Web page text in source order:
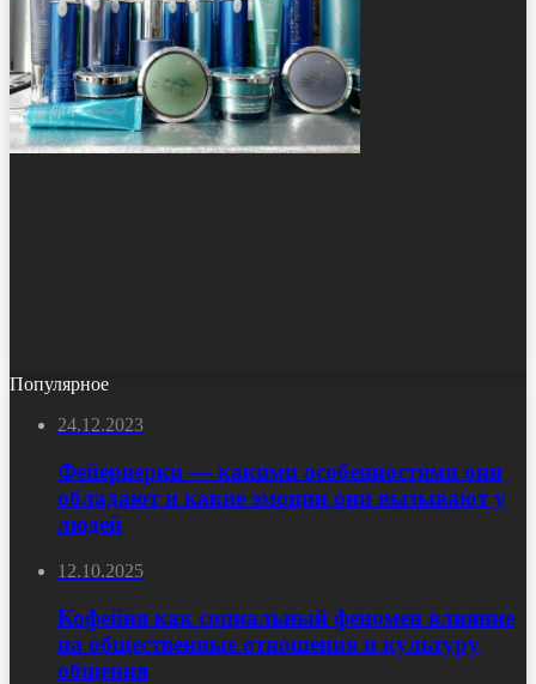
Популярное
24.12.2023
Фейерверки — какими особенностями они
обладают и какие эмоции они вызывают у
людей
12.10.2025
Кофейня как социальный феномен влияние
на общественные отношения и культуру
общения